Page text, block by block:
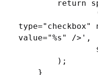
type="checkbox"
value="%s" />',
    }